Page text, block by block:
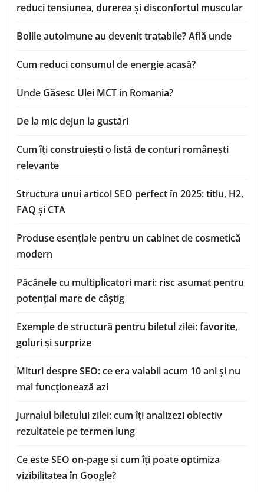
reduci tensiunea, durerea și disconfortul muscular
Bolile autoimune au devenit tratabile? Află unde
Cum reduci consumul de energie acasă?
Unde Găsesc Ulei MCT in Romania?
De la mic dejun la gustări
Cum îți construiești o listă de conturi românești
relevante
Structura unui articol SEO perfect în 2025: titlu, H2,
FAQ și CTA
Produse esențiale pentru un cabinet de cosmetică
modern
Păcănele cu multiplicatori mari: risc asumat pentru
potențial mare de câștig
Exemple de structură pentru biletul zilei: favorite,
goluri și surprize
Mituri despre SEO: ce era valabil acum 10 ani și nu
mai funcționează azi
Jurnalul biletului zilei: cum îți analizezi obiectiv
rezultatele pe termen lung
Ce este SEO on-page și cum îți poate optimiza
vizibilitatea în Google?